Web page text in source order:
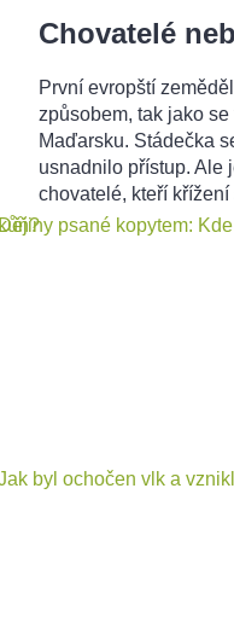
Chovatelé
První evropští
způsobem, tak jako
Maďarsku. Stádečka
usnadnilo přístup. Ale
chovatelé, kteří